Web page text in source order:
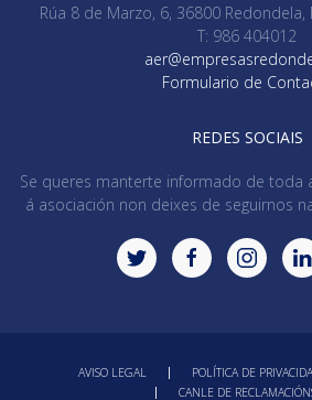
Rúa 8 de Marzo, 6, 36800 Redondela,
T: 986 404012
Formulario de
REDES SOCIAIS
Se queres manterte informado de toda
á asociación non deixes de seguirnos
AVISO LEGAL POLÍTICA DE
CANLE DE